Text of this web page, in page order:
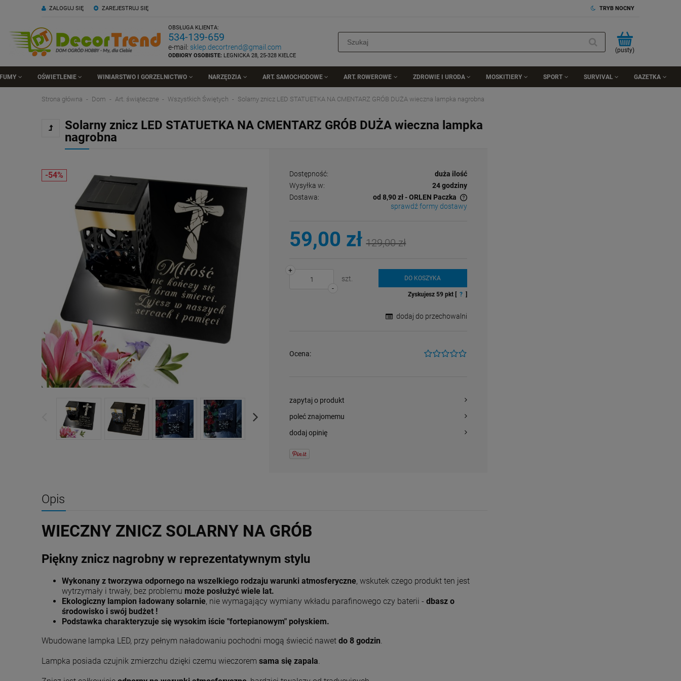
ZAREJESTRUJ SIĘ
ZALOGUJ SIĘ TRYB NOCNY
OBSŁUGA KLIENTA:
534-139-659
e-mail: sklep.decortrend@gmail.com
ODBIORY OSOBISTE: LEGNICKA 28, 25-328 KIELCE
(pusty)
OŚWIETLENIE WINIARSTWO I GORZELNICTWO NARZĘDZIA ART. SAMOCHODOWE ART. ROWEROWE ZDROWIE I URODA MOSKITIERY SPORT SURVIVAL GAZETKA
Strona główna Dom Art. świąteczne Wszystkich Świętych Solarny znicz LED STATUETKA NA CMENTARZ GRÓB DUŻA wieczna lampka nagrobna
Solarny znicz LED STATUETKA NA CMENTARZ GRÓB DUŻA wieczna lampka
nagrobna
Dostępność:
duża ilość
Wysyłka w:
24 godziny
Dostawa:
od 8,90 zł- ORLEN Paczka
sprawdź formy dostawy
59,00 zł 129,00 zł
-
+
szt.
DO KOSZYKA
Zyskujesz 59pkt [ ? ]
dodaj do przechowalni
Ocena:
zapytaj o produkt
poleć znajomemu
dodaj opinię
Opis
WIECZNY ZNICZ SOLARNY NA GRÓB
Piękny znicz nagrobny w reprezentatywnym stylu
Wykonany z tworzywa odpornego na wszelkiego rodzaju warunki atmosferyczne, wskutek czego produkt ten jest
wytrzymały i trwały, bez problemu może posłużyć wiele lat.
Ekologiczny lampion ładowany solarnie, nie wymagający wymiany wkładu parafinowego czy baterii - dbasz o
środowisko i swój budżet !
Podstawka charakteryzuje się wysokim iście "fortepianowym" połyskiem.
Wbudowane lampka LED, przy pełnym naładowaniu pochodni mogą świecić nawet do 8 godzin
Lampka posiada czujnik zmierzchu dzięki czemu wieczorem sama się zapala